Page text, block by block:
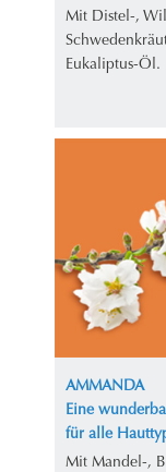
Mit Distel-,
Eukaliptus-Öl.
AMMANDA
Eine
für alle
Mit Mandel-,